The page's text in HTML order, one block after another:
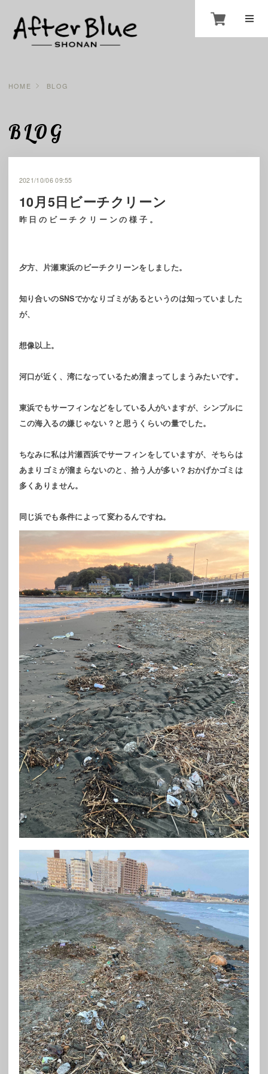
HOME BLOG
BLOG
10月5日ビーチクリーン
2021/10/06 09:55
昨日のビーチクリーンの様子。
夕方、片瀬東浜のビーチクリーンをしました。
知り合いのSNSでかなりゴミがあるというのは知っていました
が、
想像以上。
河口が近く、湾になっているため溜まってしまうみたいです。
東浜でもサーフィンなどをしている人がいますが、シンプルに
この海入るの嫌じゃない？と思うくらいの量でした。
ちなみに私は片瀬西浜でサーフィンをしていますが、そちらは
あまりゴミが溜まらないのと、拾う人が多い？おかげかゴミは
多くありません。
同じ浜でも条件によって変わるんですね。